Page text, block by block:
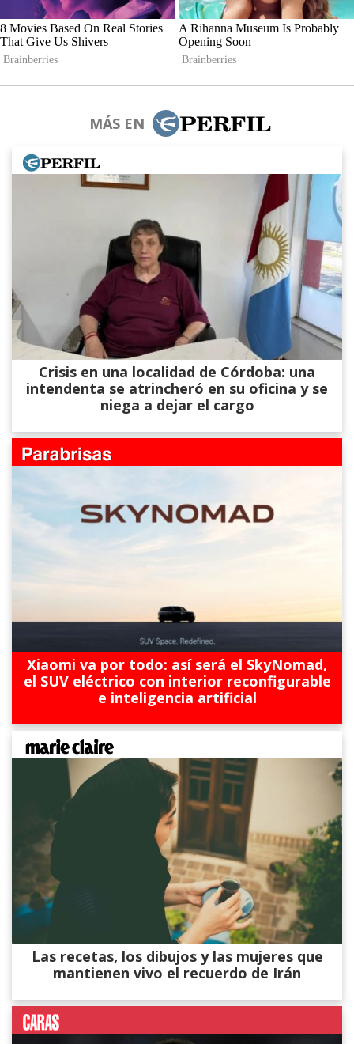
MÁS EN
Crisis en una localidad de Córdoba: una
intendenta se atrincheró en su oficina y se
niega a dejar el cargo
Xiaomi va por todo: así será el SkyNomad,
el SUV eléctrico con interior reconfigurable
e inteligencia artificial
Las recetas, los dibujos y las mujeres que
mantienen vivo el recuerdo de Irán